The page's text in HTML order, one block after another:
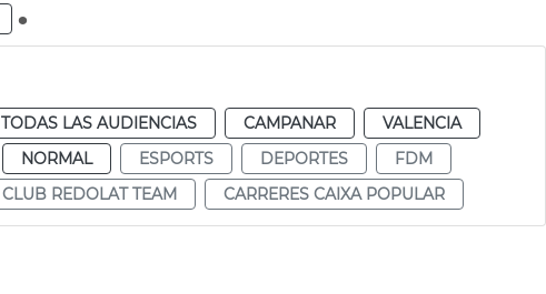
TODAS LAS AUDIENCIAS CAMPANAR
VALENCIA
NORMAL ESPORTS DEPORTES
FDM
CLUB REDOLAT TEAM CARRERES CAIXA POPULAR